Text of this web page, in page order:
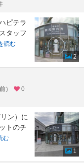
ピテラ
タッフ
読む
2
）
0
ン）に
トのチ
む
1